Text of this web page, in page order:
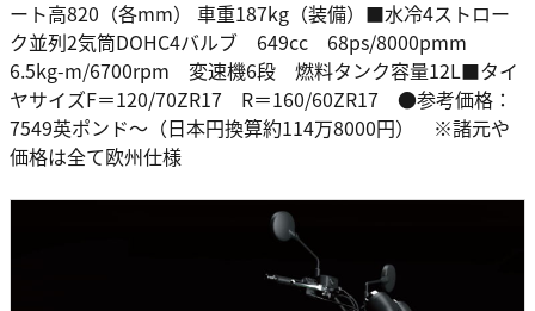
ート高820（各mm） 車重187kg（装備）■水冷4ストロー
ク並列2気筒DOHC4バルブ 649cc 68ps/8000pmm
6.5kg-m/6700rpm 変速機6段 燃料タンク容量12L■タイ
ヤサイズF＝120/70ZR17 R＝160/60ZR17 ●参考価格：
7549英ポンド～（日本円換算約114万8000円） ※諸元や
価格は全て欧州仕様